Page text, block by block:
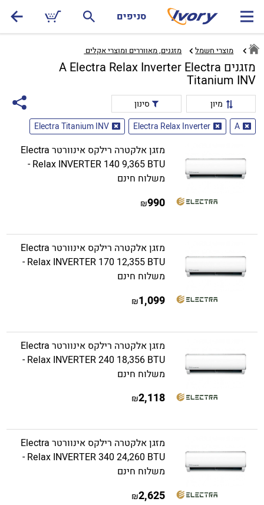
סניפים
מוצרי חשמל מזגנים, מאווררים ומוצרי אקלים ‏
מזגנים A Electra Relax Inverter Electra
Titanium INV
מיון
סינון
A
Electra Relax Inverter
Electra Titanium INV
מזגן אלקטרה רילקס אינוורטר Electra
Relax INVERTER 140 9,365 BTU -
משלוח חינם
990
₪
מזגן אלקטרה רילקס אינוורטר Electra
Relax INVERTER 170 12,355 BTU -
משלוח חינם
1,099
₪
מזגן אלקטרה רילקס אינוורטר Electra
Relax INVERTER 240 18,356 BTU -
משלוח חינם
2,118
₪
מזגן אלקטרה רילקס אינוורטר Electra
Relax INVERTER 340 24,260 BTU -
משלוח חינם
2,625
₪